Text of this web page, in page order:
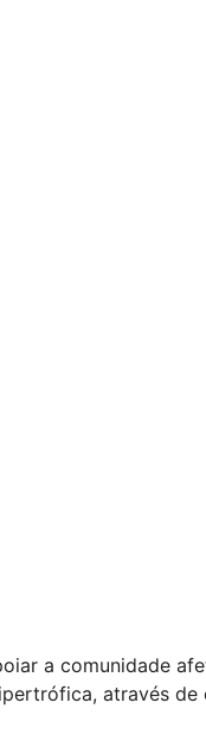
a comunidade
através